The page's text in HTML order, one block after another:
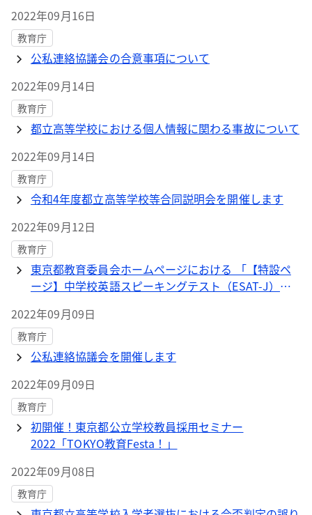
2022年09月16日
教育庁
公私連絡協議会の合意事項について
2022年09月14日
教育庁
都立高等学校における個人情報に関わる事故について
2022年09月14日
教育庁
令和4年度都立高等学校等合同説明会を開催します
2022年09月12日
教育庁
東京都教育委員会ホームページにおける 「【特設ペ
ージ】中学校英語スピーキングテスト（ESAT-J）」
2022年09月09日
教育庁
公私連絡協議会を開催します
2022年09月09日
教育庁
初開催！東京都公立学校教員採用セミナー
2022「TOKYO教育Festa！」
2022年09月08日
教育庁